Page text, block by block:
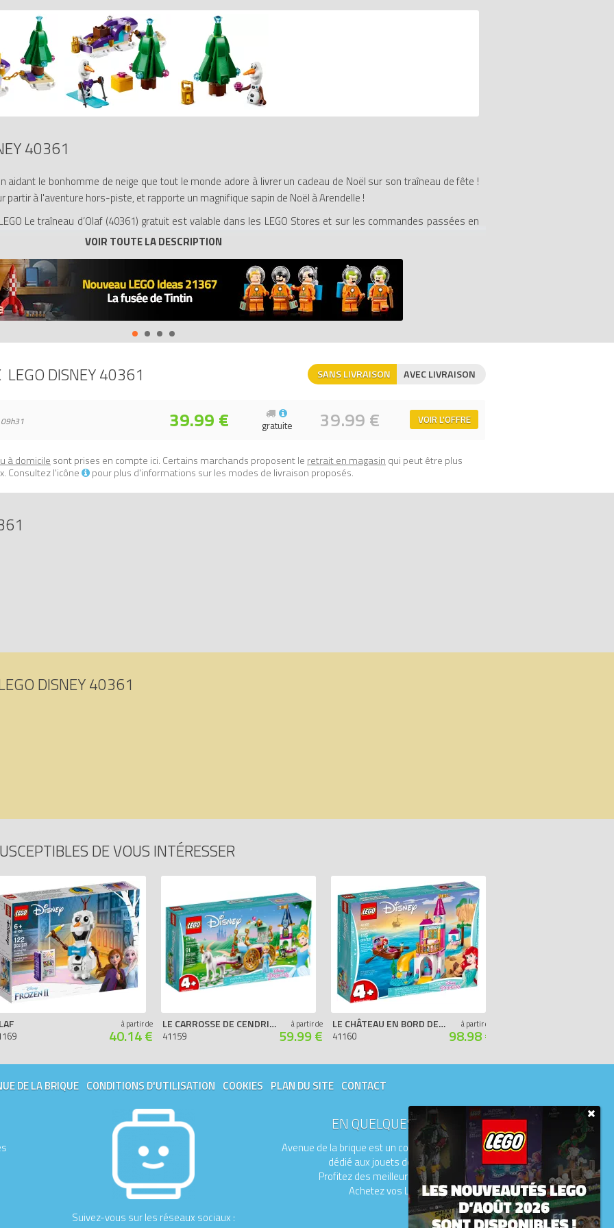
40361
le bonhomme de neige que tout le monde adore à livrer un cadeau de Noël sur son traîneau de fête !
partir à l'aventure hors-piste, et rapporte un magnifique sapin de Noël à Arendelle !
Le traîneau d’Olaf (40361) gratuit est valable dans les LEGO Stores et sur les commandes passées en
la base du catalogue LEGO, du 07/10/2019 au 20/10/2019 ou dans la limite des stocks disponibles. Le
« Briques et pièces » ne permettent pas de bénéficier de cette promotion. Un seul ensemble par foyer.
Si le ou les achats LEGO éligibles nous sont retournés en vue d'un remboursement, le cadeau doit
Cet article ne peut être acheté ou échangé contre tout autre article ou toute somme en espèces. Offre
les LEGOLAND Discovery Centres et les boutiques franchisées LEGO. Le Groupe LEGO se réserve le droit de
d'Olaf (Olaf's Traveling Sleigh)
sur Avenue de la brique, comparateur de prix 100% LEGO.
LEGO DISNEY 40361 SANS LIVRAISON AVEC LIVRAISON
39.99 € 39.99 € VOIR L'OFFRE
gratuite
à domicile sont prises en compte ici. Certains marchands proposent le retrait en magasin qui peut être plus
Consultez l'icône
pour plus d'informations sur les modes de livraison proposés.
DISNEY 40361
DE VOUS INTÉRESSER
à partir de
40.14 €
LE CARROSSE DE CENDRILLON
41159
à partir de
59.99 €
LE CHÂTEAU EN BORD DE MER D'ARIEL
41160
à partir de
98.98 €
DE LA BRIQUE CONDITIONS D'UTILISATION COOKIES PLAN DU SITE CONTACT
EN QUELQUES MOTS
Avenue de la brique est un comparateur de prix
dédié aux jouets de la marque LEGO.
Profitez des meilleurs prix du moment.
Achetez vos LEGO moins chers.
Suivez-vous sur les réseaux sociaux :